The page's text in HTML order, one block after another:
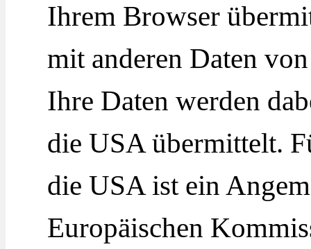
Ihrem Browser
mit anderen Daten
Ihre Daten werden
die USA übermittelt.
die USA ist ein
Europäischen